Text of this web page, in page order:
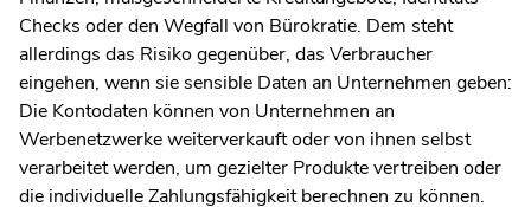
Checks oder den Wegfall von Bürokratie. Dem steht
allerdings das Risiko gegenüber, das Verbraucher
eingehen, wenn sie sensible Daten an Unternehmen geben:
Die Kontodaten können von Unternehmen an
Werbenetzwerke weiterverkauft oder von ihnen selbst
verarbeitet werden, um gezielter Produkte vertreiben oder
die individuelle Zahlungsfähigkeit berechnen zu können.